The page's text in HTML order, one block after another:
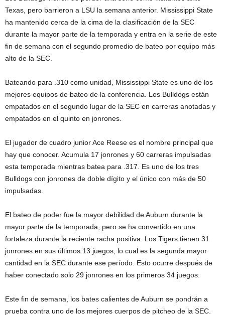
Texas, pero barrieron a LSU la semana anterior. Mississippi State
ha mantenido cerca de la cima de la clasificación de la SEC
durante la mayor parte de la temporada y entra en la serie de este
fin de semana con el segundo promedio de bateo por equipo más
alto de la SEC.
Bateando para .310 como unidad, Mississippi State es uno de los
mejores equipos de bateo de la conferencia. Los Bulldogs están
empatados en el segundo lugar de la SEC en carreras anotadas y
empatados en el quinto en jonrones.
El jugador de cuadro junior Ace Reese es el nombre principal que
hay que conocer. Acumula 17 jonrones y 60 carreras impulsadas
esta temporada mientras batea para .317. Es uno de los tres
Bulldogs con jonrones de doble dígito y el único con más de 50
impulsadas.
El bateo de poder fue la mayor debilidad de Auburn durante la
mayor parte de la temporada, pero se ha convertido en una
fortaleza durante la reciente racha positiva. Los Tigers tienen 31
jonrones en sus últimos 13 juegos, lo cual es la segunda mayor
cantidad en la SEC durante ese período. Esto ocurre después de
haber conectado solo 29 jonrones en los primeros 34 juegos.
Este fin de semana, los bates calientes de Auburn se pondrán a
prueba contra uno de los mejores cuerpos de pitcheo de la SEC.